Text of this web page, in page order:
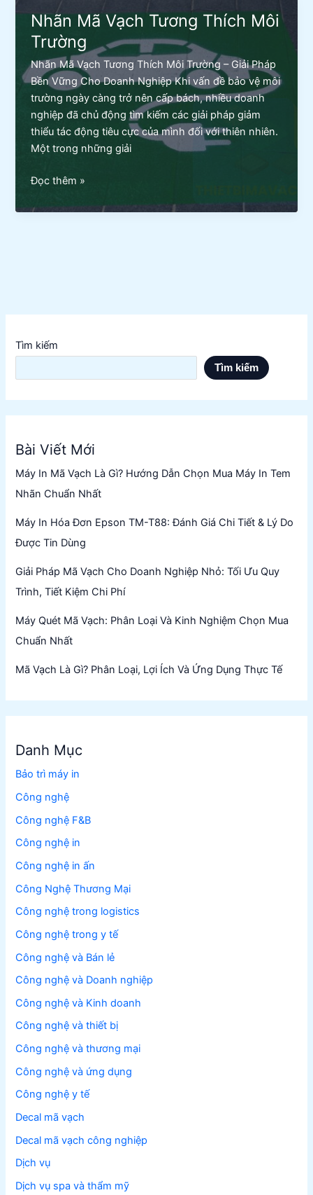
Tìm kiếm
Tìm kiếm
Bài Viết Mới
Máy In Mã Vạch Là Gì? Hướng Dẫn Chọn Mua Máy In Tem
Nhãn Chuẩn Nhất
Máy In Hóa Đơn Epson TM-T88: Đánh Giá Chi Tiết & Lý Do
Được Tin Dùng
Giải Pháp Mã Vạch Cho Doanh Nghiệp Nhỏ: Tối Ưu Quy
Trình, Tiết Kiệm Chi Phí
Máy Quét Mã Vạch: Phân Loại Và Kinh Nghiệm Chọn Mua
Chuẩn Nhất
Mã Vạch Là Gì? Phân Loại, Lợi Ích Và Ứng Dụng Thực Tế
Danh Mục
Bảo trì máy in
Công nghệ
Công nghệ F&B
Công nghệ in
Công nghệ in ấn
Công Nghệ Thương Mại
Công nghệ trong logistics
Công nghệ trong y tế
Công nghệ và Bán lẻ
Công nghệ và Doanh nghiệp
Công nghệ và Kinh doanh
Công nghệ và thiết bị
Công nghệ và thương mại
Công nghệ và ứng dụng
Công nghệ y tế
Decal mã vạch
Decal mã vạch công nghiệp
Dịch vụ
Dịch vụ spa và thẩm mỹ
Ngành
Công
Nghiệp
Nặng
Nhãn Mã Vạch Tương Thích Môi
Trường
Nhãn Mã Vạch Tương Thích Môi Trường – Giải Pháp
Bền Vững Cho Doanh Nghiệp Khi vấn đề bảo vệ môi
trường ngày càng trở nên cấp bách, nhiều doanh
nghiệp đã chủ động tìm kiếm các giải pháp giảm
thiểu tác động tiêu cực của mình đối với thiên nhiên.
Một trong những giải
Nhãn
Vạch
Đọc thêm »